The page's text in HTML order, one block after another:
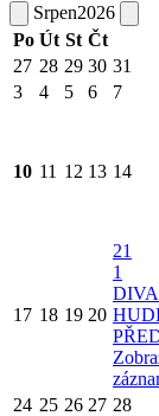
Srpen2026
Po Út St Čt
27 28 29 30 31
3
4 5 6 7
10 11 12 13 14
17 18 19 20
21
1
24 25 26 27 28